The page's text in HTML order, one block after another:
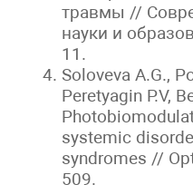
травмы //
науки и
11.
Soloveva A.G.,
Peretyagin P.V,
systemic
syndromes //
509.